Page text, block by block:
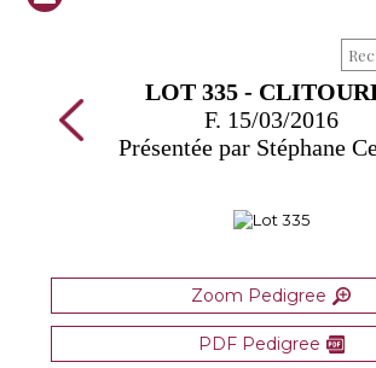
LOT 335 -
F. 15/03/2016
Présentée par Stéphane
Zoom Pedigree
PDF Pedigree